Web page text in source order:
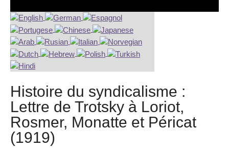
Histoire du syndicalisme :
Lettre de Trotsky à Loriot,
Rosmer, Monatte et Péricat
(1919)